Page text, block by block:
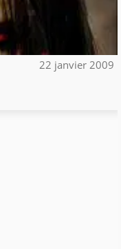
22 janvier 2009